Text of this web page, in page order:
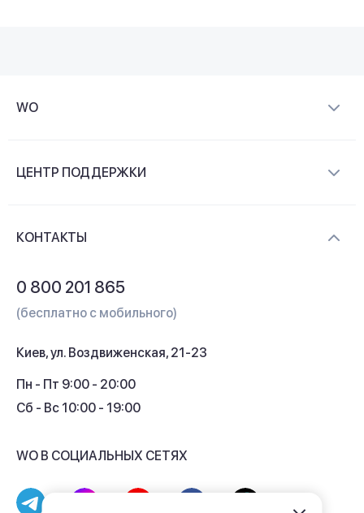
WO
Контакты
ЦЕНТР ПОДДЕРЖКИ
Кэшбек
КОНТАКТЫ
0 800 201 865
(бесплатно с мобильного)
Киев, ул. Воздвиженская, 21-23
Пн - Пт 9:00 - 20:00
Сб - Вс 10:00 - 19:00
WO В СОЦИАЛЬНЫХ СЕТЯХ